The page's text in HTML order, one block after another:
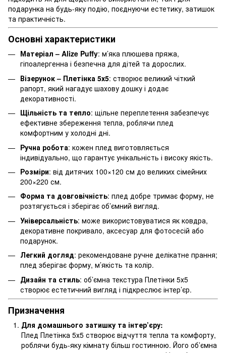
подарунка на будь-яку подію, поєднуючи естетику, затишок
та практичність.
Основні характеристики
Матеріал – Alize Puffy: м’яка плюшева пряжа,
гіпоалергенна і безпечна для дітей та дорослих.
Візерунок – Плетінка 5х5: створює великий чіткий
рапорт, який нагадує шахову дошку і додає
декоративності.
Щільність та тепло: щільне переплетення забезпечує
ефективне збереження тепла, роблячи плед
комфортним у холодні дні.
Ручна робота: кожен плед виготовляється
індивідуально, що гарантує унікальність і високу якість.
Розміри: від дитячих 100×120 см до великих сімейних
200×220 см.
Форма та довговічність: плед добре тримає форму, не
розтягується і зберігає об’ємний вигляд.
Універсальність: може використовуватися як ковдра,
декоративне покривало, аксесуар для фотосесій або
подарунок.
Легкий догляд: рекомендоване ручне делікатне прання;
плед зберігає форму, м’якість та колір.
Дизайн та стиль: об’ємна текстура Плетінки 5х5
створює естетичний вигляд і підкреслює інтер’єр.
Призначення
Для домашнього затишку та інтер’єру:
Плед Плетінка 5х5 створює відчуття тепла та комфорту,
роблячи будь-яку кімнату більш гостинною. Його об’ємна